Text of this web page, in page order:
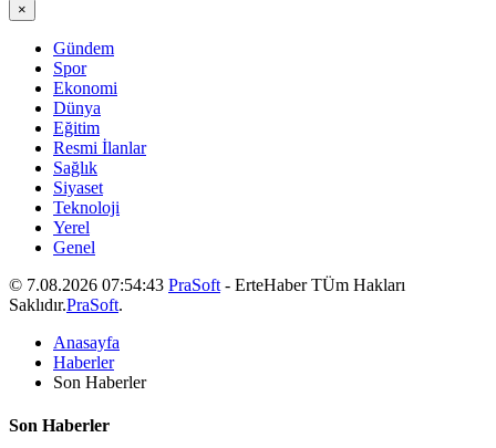
×
Gündem
Spor
Ekonomi
Dünya
Eğitim
Resmi İlanlar
Sağlık
Siyaset
Teknoloji
Yerel
Genel
© 7.08.2026 07:54:43 PraSoft - ErteHaber TÜm Hakları
Saklıdır.PraSoft.
Anasayfa
Haberler
Son Haberler
Son Haberler